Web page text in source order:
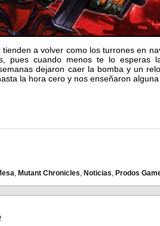
tienden a volver como los turrones en
pues cuando menos te lo esperas
dejaron caer la bomba y un
la hora cero y nos enseñaron
Mutant Chronicles Noticias Prodos